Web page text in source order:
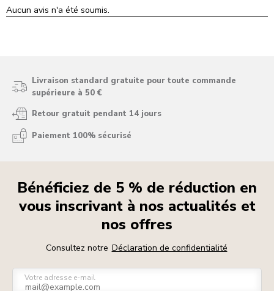
Livraison standard gratuite pour toute commande
supérieure à 50 €
Retour gratuit pendant 14 jours
Paiement 100% sécurisé
Bénéficiez de 5 % de réduction en
vous inscrivant à nos actualités et
nos offres
Consultez notre Déclaration de confidentialité
Votre adresse e-mail